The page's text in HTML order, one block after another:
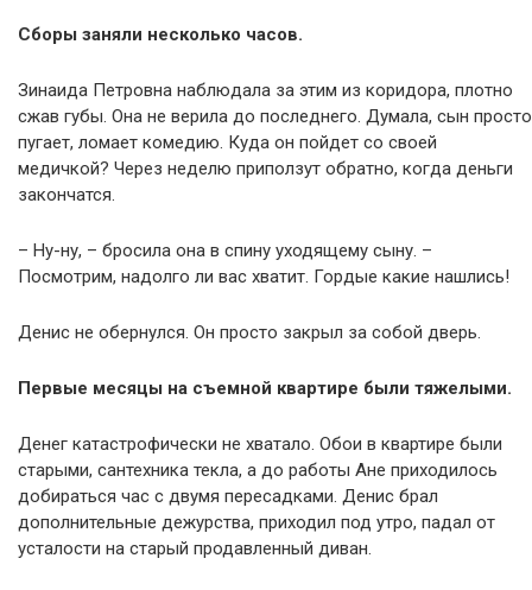
Сборы заняли несколько часов.
Зинаида Петровна наблюдала за этим из коридора, плотно
сжав губы. Она не верила до последнего. Думала, сын просто
пугает, ломает комедию. Куда он пойдет со своей
медичкой? Через неделю приползут обратно, когда деньги
закончатся.
– Ну-ну, – бросила она в спину уходящему сыну. –
Посмотрим, надолго ли вас хватит. Гордые какие нашлись!
Денис не обернулся. Он просто закрыл за собой дверь.
Первые месяцы на съемной квартире были тяжелыми.
Денег катастрофически не хватало. Обои в квартире были
старыми, сантехника текла, а до работы Ане приходилось
добираться час с двумя пересадками. Денис брал
дополнительные дежурства, приходил под утро, падал от
усталости на старый продавленный диван.